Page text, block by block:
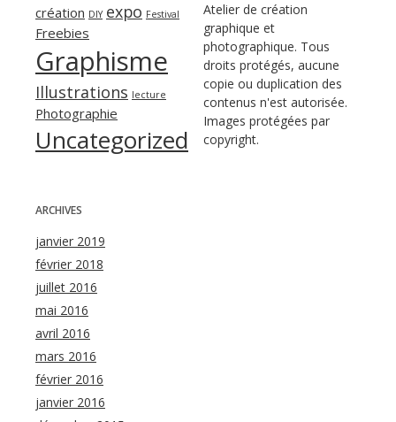
création DIY expo Festival
Freebies
Graphisme
Illustrations lecture
Photographie
Uncategorized
Atelier de création
graphique et
photographique. Tous
droits protégés, aucune
copie ou duplication des
contenus n'est autorisée.
Images protégées par
copyright.
ARCHIVES
janvier 2019
février 2018
juillet 2016
mai 2016
avril 2016
mars 2016
février 2016
janvier 2016